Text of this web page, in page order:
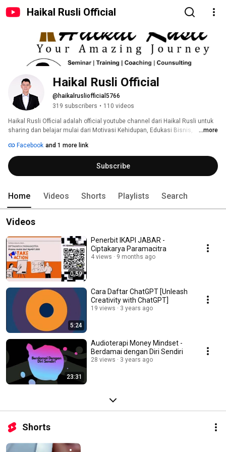
Haikal Rusli Official
Haikal Rusli Official
@haikalrusliofficial5766
319 subscribers • 110 videos
Haikal Rusli Official adalah official youtube channel dari Haikal Rusli untuk
sharing dan belajar mulai dari Motivasi Kehidupan, Edukasi Bisnis,
tentang keilmuan silahkan Like, Komentar dan Share video kami dan
jangan lupa subcribe ajak orang lain untuk berkunjung ke channel ini agar
mereka mendapatkan manfaat yang sama dengan Anda.
...more
Facebook and 1 more link
Subscribe
Home Videos Shorts Playlists Search
Videos
0:59
Penerbit IKAPI JABAR -
Ciptakarya Paramacitra
4 views 9 months ago
5:24
Cara Daftar ChatGPT [Unleash
Creativity with ChatGPT]
19 views 3 years ago
23:31
Audioterapi Money Mindset -
Berdamai dengan Diri Sendiri
28 views 3 years ago
Shorts